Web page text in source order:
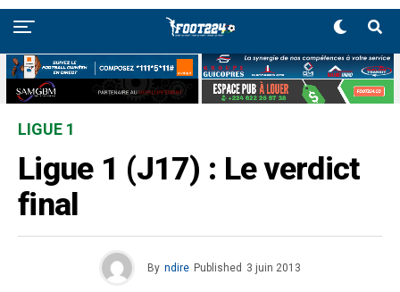
LIGUE 1
Ligue 1 (J17) : Le verdict
final
By ndire Published 3 juin 2013